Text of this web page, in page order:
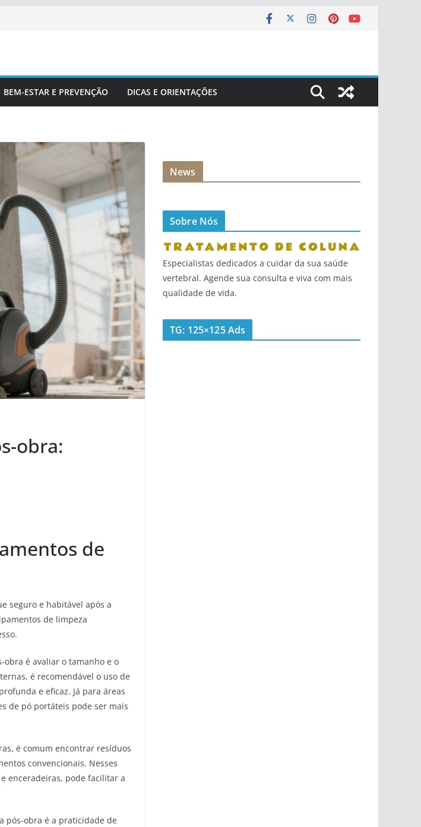
BEM-ESTAR E PREVENÇÃO DICAS E ORIENTAÇÕES
obra:
de
seguro e habitável após a
de limpeza
obra é avaliar o tamanho e o
é recomendável o uso de
e eficaz. Já para áreas
de pó portáteis pode ser mais
é comum encontrar resíduos
convencionais. Nesses
e enceradeiras, pode facilitar a
pós-obra é a praticidade de
News
Sobre Nós
Especialistas dedicados a cuidar da sua saúde
vertebral. Agende sua consulta e viva com mais
qualidade de vida.
TG: 125×125 Ads